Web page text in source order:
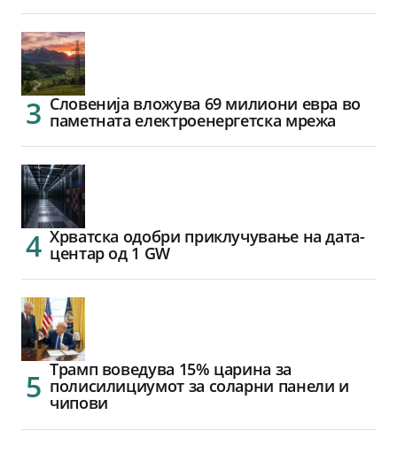
Словенија вложува 69 милиони евра во
паметната електроенергетска мрежа
Хрватска одобри приклучување на дата-
центар од 1 GW
Трамп воведува 15% царина за
полисилициумот за соларни панели и
чипови